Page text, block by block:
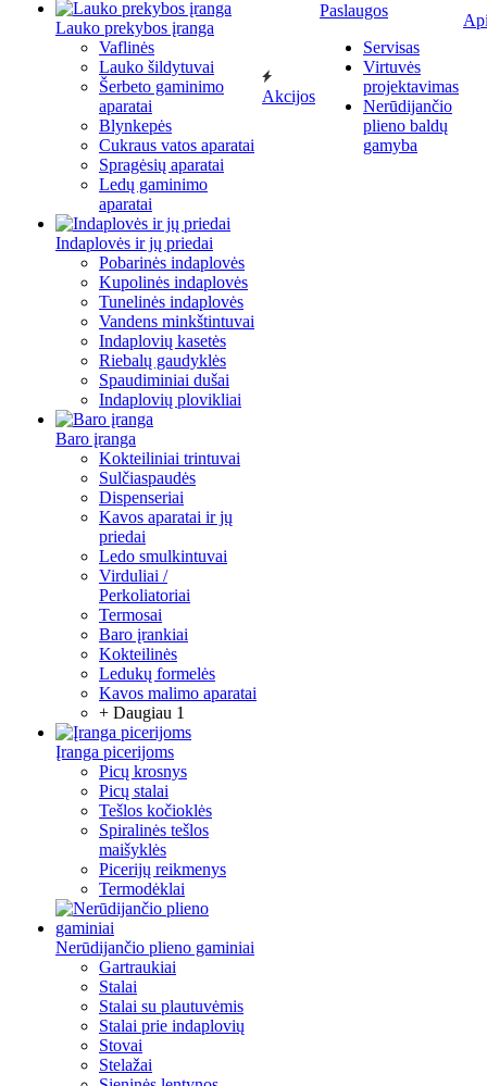
Lauko prekybos įranga
Vaflinės
Lauko šildytuvai
Šerbeto gaminimo
aparatai
Blynkepės
Cukraus vatos aparatai
Spragėsių aparatai
Ledų gaminimo
aparatai
Indaplovės ir jų priedai
Pobarinės indaplovės
Kupolinės indaplovės
Tunelinės indaplovės
Vandens minkštintuvai
Indaplovių kasetės
Riebalų gaudyklės
Spaudiminiai dušai
Indaplovių plovikliai
Baro įranga
Kokteiliniai trintuvai
Sulčiaspaudės
Dispenseriai
Kavos aparatai ir jų
priedai
Ledo smulkintuvai
Virduliai /
Perkoliatoriai
Termosai
Baro įrankiai
Kokteilinės
Ledukų formelės
Kavos malimo aparatai
+ Daugiau 1
Įranga picerijoms
Picų krosnys
Picų stalai
Tešlos kočioklės
Spiralinės tešlos
maišyklės
Picerijų reikmenys
Termodėklai
Nerūdijančio plieno gaminiai
Gartraukiai
Stalai
Stalai su plautuvėmis
Stalai prie indaplovių
Stovai
Stelažai
Akcijos
Paslaugos
Servisas
Virtuvės
projektavimas
Nerūdijančio
plieno baldų
gamyba